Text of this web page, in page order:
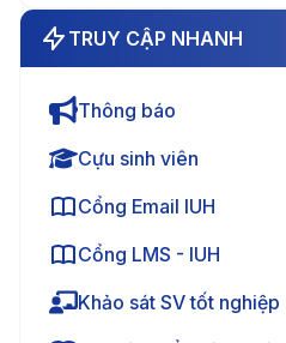
TRUY CẬP NHANH
Thông báo
Cựu sinh viên
Cổng Email IUH
Cổng LMS - IUH
Khảo sát SV tốt nghiệp